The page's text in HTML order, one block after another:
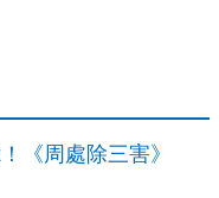
《周處除三害》